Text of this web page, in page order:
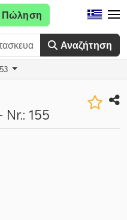
Αναζήτηση
Πώληση
155